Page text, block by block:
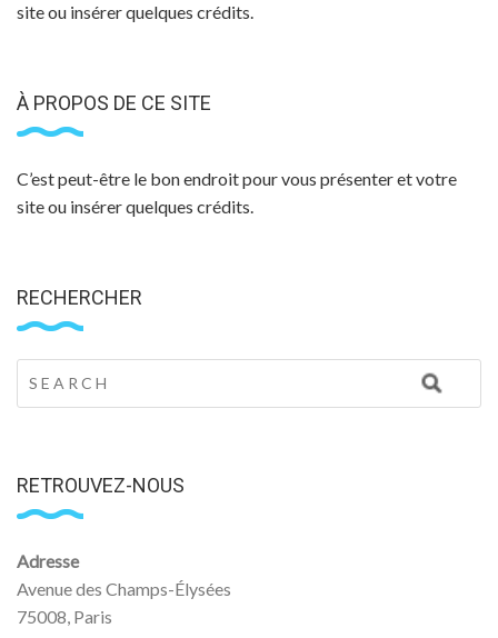
site ou insérer quelques crédits.
À PROPOS DE CE SITE
C’est peut-être le bon endroit pour vous présenter et votre
site ou insérer quelques crédits.
RECHERCHER
RETROUVEZ-NOUS
Adresse
Avenue des Champs-Élysées
75008, Paris